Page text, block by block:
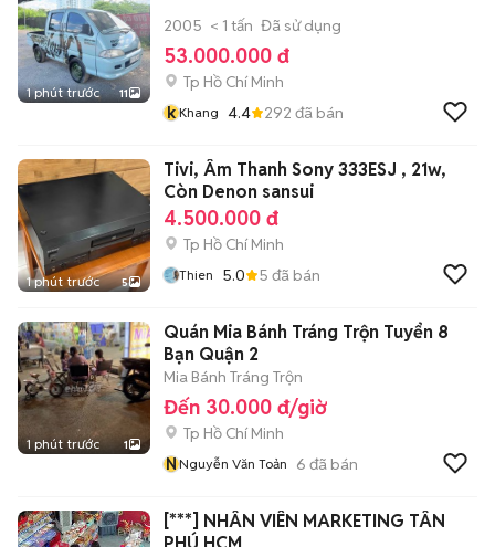
1 phút trước 11
2005 < 1 tấn Đã sử dụng
53.000.000 đ
Tp Hồ Chí Minh
k Khang 4.4 292 đã bán
1 phút trước 5
Tivi, Âm Thanh Sony 333ESJ , 21w,
Còn Denon sansui
4.500.000 đ
Tp Hồ Chí Minh
Thien 5.0 5 đã bán
1 phút trước 1
Quán Mia Bánh Tráng Trộn Tuyển 8
Bạn Quận 2
Mia Bánh Tráng Trộn
Đến 30.000 đ/giờ
Tp Hồ Chí Minh
NNguyễn Văn Toản 6 đã bán
[***] NHÂN VIÊN MARKETING TÂN